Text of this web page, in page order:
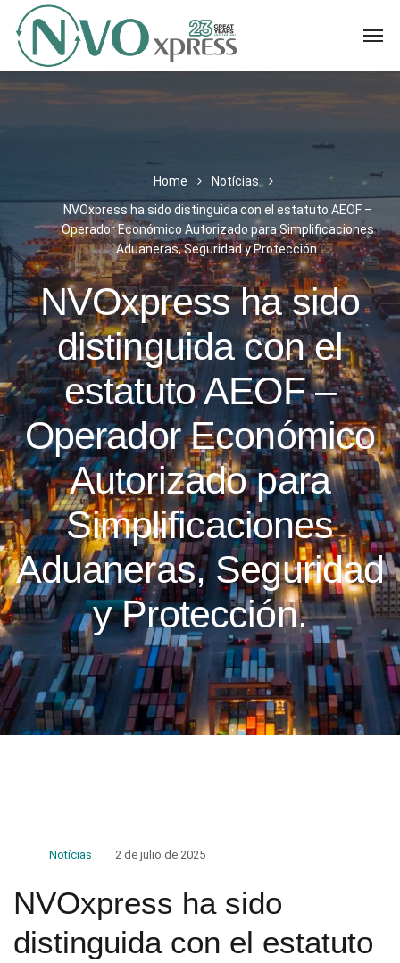
Home
Notícias
NVOxpress ha sido distinguida con el estatuto AEOF –
Operador Económico Autorizado para Simplificaciones
Aduaneras, Seguridad y Protección.
NVOxpress ha sido
distinguida con el
estatuto AEOF –
Operador Económico
Autorizado para
Simplificaciones
Aduaneras, Seguridad
y Protección.
Notícias 2 de julio de 2025
NVOxpress ha sido
distinguida con el estatuto